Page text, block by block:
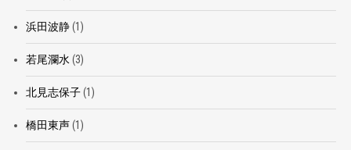
浜田波静(1)
若尾瀾水 (3)
北見志保子(1)
橋田東声(1)